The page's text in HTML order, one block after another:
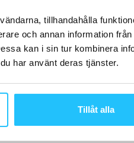
tillhandahålla
och annan information från
kan i sin tur kombinera
har använt deras tjänster.
Tillåt alla